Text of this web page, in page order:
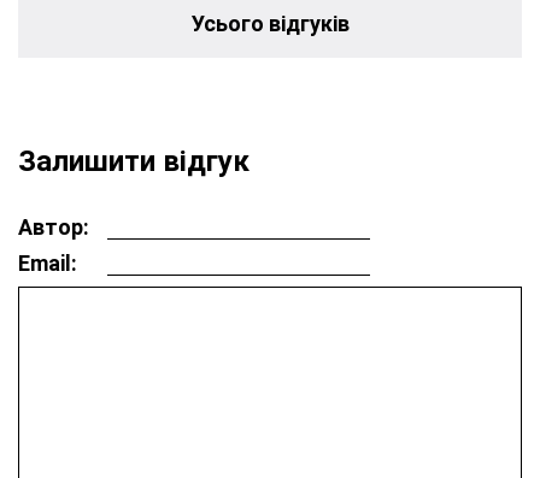
Усього відгуків
Залишити відгук
Автор:
Email: